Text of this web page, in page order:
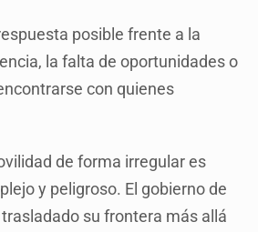
posible frente a la
la falta de oportunidades o
con quienes
de forma irregular es
y peligroso. El gobierno de
su frontera más allá